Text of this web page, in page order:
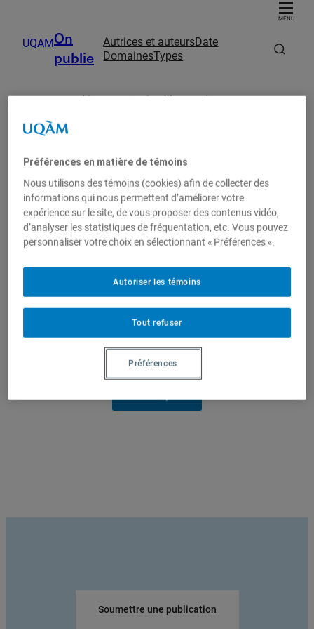
MENU
Autrices et auteurs
Domaines
Soumettre une publication
UQAMOn
publie
Autrices et auteursDate
DomainesTypes
UQAM On publie Parution de Hélène Boucher
On publie
Parution de Hélène
Boucher
Soumettre une publication
Préférences en matière de témoins
Nous utilisons des témoins (cookies) afin de collecter des
informations qui nous permettent d’améliorer votre
expérience sur le site, de vous proposer des contenus vidéo,
d’analyser les statistiques de fréquentation, etc. Vous pouvez
personnaliser votre choix en sélectionnant « Préférences ».
Tout refuser
Autoriser les témoins
Préférences